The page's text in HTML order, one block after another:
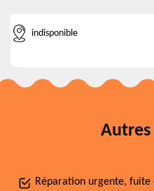
indisponible
Autres
Réparation urgente,